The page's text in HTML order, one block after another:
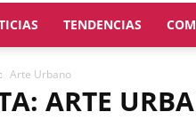
TENDENCIAS
Arte Urbano
ARTE